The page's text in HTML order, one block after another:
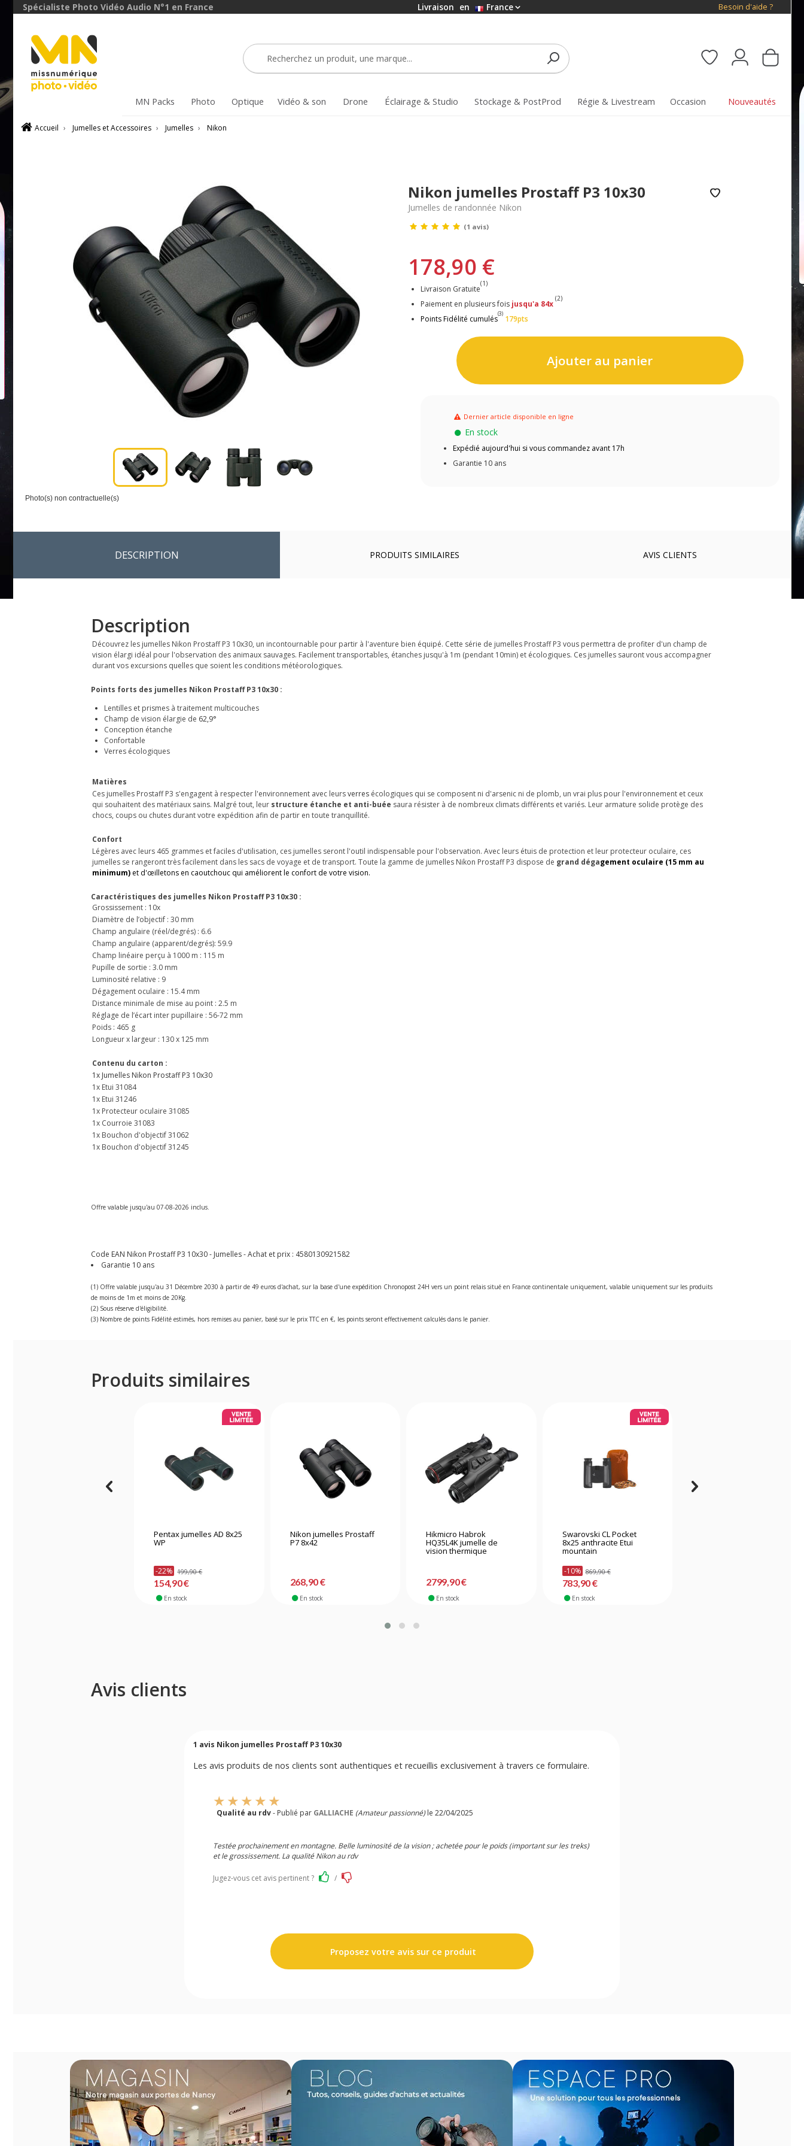
Spécialiste Photo Vidéo Audio N°1 en France Livraison en France Besoin d'aide ?
MN Packs Photo Optique Vidéo & son Drone Éclairage & Studio Stockage & PostProd Régie & Livestream Occasion Nouveautés
Accueil › Jumelles et Accessoires › Jumelles › Nikon
Photo(s) non contractuelle(s)
Nikon jumelles Prostaff P3 10x30
Jumelles de randonnée Nikon
(1 avis)
178,90 €
Livraison Gratuite
(1)
Paiement en plusieurs fois jusqu'a 84x
(2)
Points Fidélité cumulés
(3)
179pts
Ajouter au panier
Dernier article disponible en ligne
En stock
Expédié aujourd'hui si vous commandez avant 17h
Garantie 10 ans
DESCRIPTION PRODUITS SIMILAIRES AVIS CLIENTS
Description
Découvrez les jumelles Nikon Prostaff P3 10x30, un incontournable pour partir à l'aventure bien équipé. Cette série de jumelles Prostaff P3 vous permettra de profiter d'un champ de
vision élargi idéal pour l'observation des animaux sauvages. Facilement transportables, étanches jusqu'à 1m (pendant 10min) et écologiques. Ces jumelles sauront vous accompagner
durant vos excursions quelles que soient les conditions météorologiques.
Points forts des jumelles Nikon Prostaff P3 10x30 :
Lentilles et prismes à traitement multicouches
Champ de vision élargie de 62,9°
Conception étanche
Confortable
Verres écologiques
Matières
Ces jumelles Prostaff P3 s'engagent à respecter l'environnement avec leursverres écologiques qui se composent ni d'arsenic ni de plomb, un vrai plus pour l'environnement et ceux
qui souhaitent des matériaux sains. Malgré tout, leur structure étanche et anti-buée saura résister à de nombreux climats différents et variés. Leur armature solide protège des
chocs, coups ou chutes durant votre expédition afin de partir en toute tranquillité.
Confort
Légères avec leurs 465 grammes et faciles d'utilisation, ces jumelles seront l'outil indispensable pour l'observation. Avec leurs étuis de protection et leur protecteur oculaire, ces
jumelles se rangeront très facilement dans les sacs de voyage et de transport. Toute la gamme de jumelles Nikon Prostaff P3 dispose de grand dégagement oculaire (15 mm au
minimum) et d'œilletons en caoutchouc qui améliorent le confort de votre vision.
Caractéristiques des jumelles Nikon Prostaff P3 10x30 :
Grossissement : 10x
Diamètre de l’objectif : 30 mm
Champ angulaire (réel/degrés) : 6.6
Champ angulaire (apparent/degrés): 59.9
Champ linéaire perçu à 1000 m : 115 m
Pupille de sortie : 3.0 mm
Luminosité relative : 9
Dégagement oculaire : 15.4 mm
Distance minimale de mise au point : 2.5 m
Réglage de l’écart inter pupillaire : 56-72 mm
Poids : 465 g
Longueur x largeur : 130 x 125 mm
Contenu du carton :
1x Jumelles Nikon Prostaff P3 10x30
1x Etui 31084
1x Etui 31246
1x Protecteur oculaire 31085
1x Courroie 31083
1x Bouchon d'objectif 31062
1x Bouchon d'objectif 31245
Offre valable jusqu'au 07-08-2026 inclus.
Code EAN Nikon Prostaff P3 10x30 - Jumelles - Achat et prix : 4580130921582
Garantie 10 ans
(1) Offre valable jusqu'au 31 Décembre 2030 à partir de 49 euros d'achat, sur la base d'une expédition Chronopost 24H vers un point relais situé en France continentale uniquement, valable uniquement sur les produits
de moins de 1m et moins de 20Kg.
(2) Sous réserve d'éligibilité.
(3) Nombre de points Fidélité estimés, hors remises au panier, basé sur le prix TTC en €, les points seront effectivement calculés dans le panier.
Produits similaires
Pentax jumelles AD 8x25
WP
-22% 199,90 €
154,90 €
En stock
Nikon jumelles Prostaff
P7 8x42
268,90 €
En stock
Hikmicro Habrok
HQ35L4K jumelle de
vision thermique
2799,90 €
En stock
Swarovski CL Pocket
8x25 anthracite Etui
mountain
-10% 869,90 €
783,90 €
En stock
Avis clients
1 avis Nikon jumelles Prostaff P3 10x30
Les avis produits de nos clients sont authentiques et recueillis exclusivement à travers ce formulaire.
Qualité au rdv- Publié par GALLIACHE (Amateur passionné)le 22/04/2025
Testée prochainement en montagne. Belle luminosité de la vision ; achetée pour le poids (important sur les treks)
et le grossissement. La qualité Nikon au rdv
Jugez-vous cet avis pertinent ? /
Proposez votre avis sur ce produit